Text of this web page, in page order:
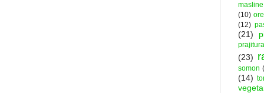
masline
(10)
(12)
(21)
prajitura
(23)
somon
(14)